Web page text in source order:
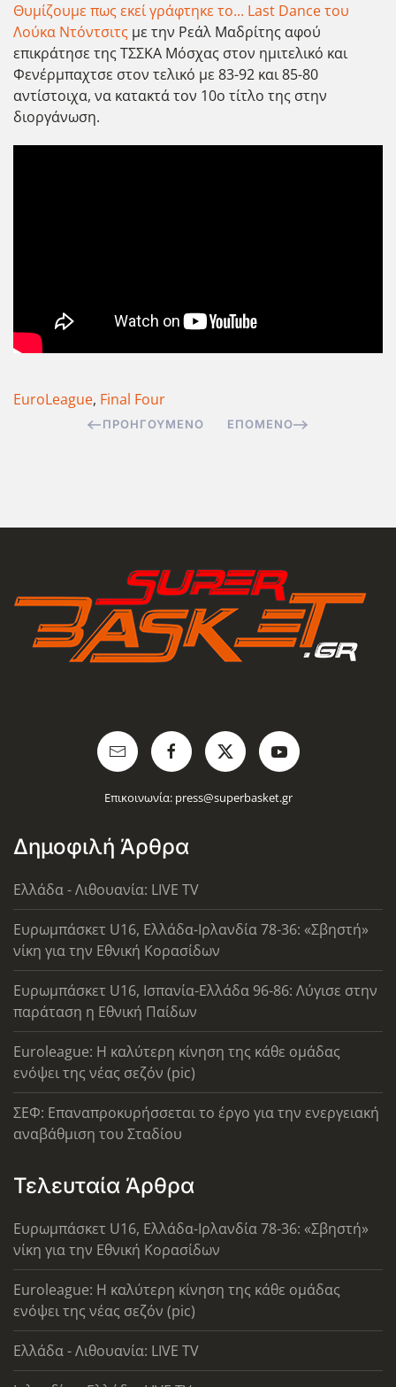
Θυμίζουμε πως εκεί γράφτηκε το... Last Dance του
Λούκα Ντόντσιτς με την Ρεάλ Μαδρίτης αφού
επικράτησε της ΤΣΣΚΑ Μόσχας στον ημιτελικό και
Φενέρμπαχτσε στον τελικό με 83-92 και 85-80
αντίστοιχα, να κατακτά τον 10ο τίτλο της στην
διοργάνωση.
EuroLeague, Final Four
ΠΡΟΗΓΟΎΜΕΝΟ ΕΠΌΜΕΝΟ
Επικοινωνία: press@superbasket.gr
Δημοφιλή Άρθρα
Ελλάδα - Λιθουανία: LIVE TV
Ευρωμπάσκετ U16, Ελλάδα-Ιρλανδία 78-36: «Σβηστή»
νίκη για την Εθνική Κορασίδων
Ευρωμπάσκετ U16, Ισπανία-Ελλάδα 96-86: Λύγισε στην
παράταση η Εθνική Παίδων
Euroleague: Η καλύτερη κίνηση της κάθε ομάδας
ενόψει της νέας σεζόν (pic)
ΣΕΦ: Επαναπροκυρήσσεται το έργο για την ενεργειακή
αναβάθμιση του Σταδίου
Τελευταία Άρθρα
Ευρωμπάσκετ U16, Ελλάδα-Ιρλανδία 78-36: «Σβηστή»
νίκη για την Εθνική Κορασίδων
Euroleague: Η καλύτερη κίνηση της κάθε ομάδας
ενόψει της νέας σεζόν (pic)
Ελλάδα - Λιθουανία: LIVE TV